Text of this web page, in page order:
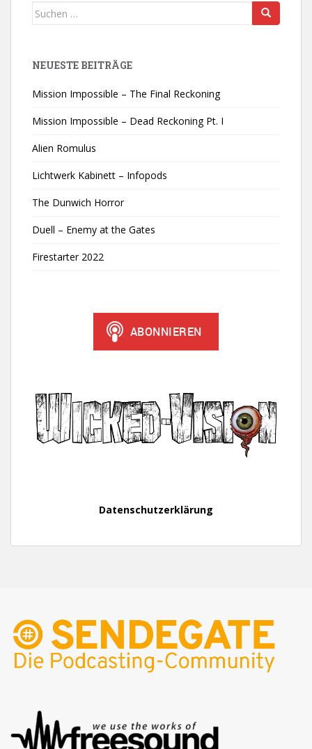
Suchen
NEUESTE BEITRÄGE
Mission Impossible – The Final Reckoning
Mission Impossible – Dead Reckoning Pt. I
Alien Romulus
Lichtwerk Kabinett – Infopods
The Dunwich Horror
Duell – Enemy at the Gates
Firestarter 2022
Datenschutzerklärung